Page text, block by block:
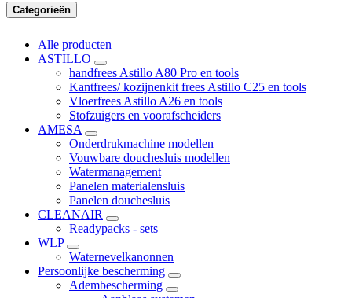
Categorieën
Alle producten
ASTILLO
handfrees Astillo A80 Pro en tools
Kantfrees/ kozijnenkit frees Astillo C25 en tools
Vloerfrees Astillo A26 en tools
Stofzuigers en voorafscheiders
AMESA
Onderdrukmachine modellen
Vouwbare douchesluis modellen
Watermanagement
Panelen materialensluis
Panelen douchesluis
CLEANAIR
Readypacks - sets
WLP
Waternevelkanonnen
Persoonlijke bescherming
Adembescherming